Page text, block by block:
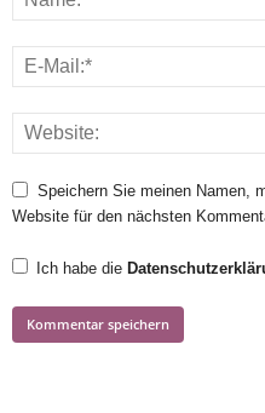
Speichern Sie meinen Namen,
Website für den nächsten
Ich habe die